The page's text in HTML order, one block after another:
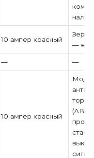
10 ампер красный
—
— —
10 ампер красный
(ABS)